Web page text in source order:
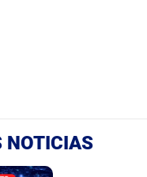
NOTICIAS